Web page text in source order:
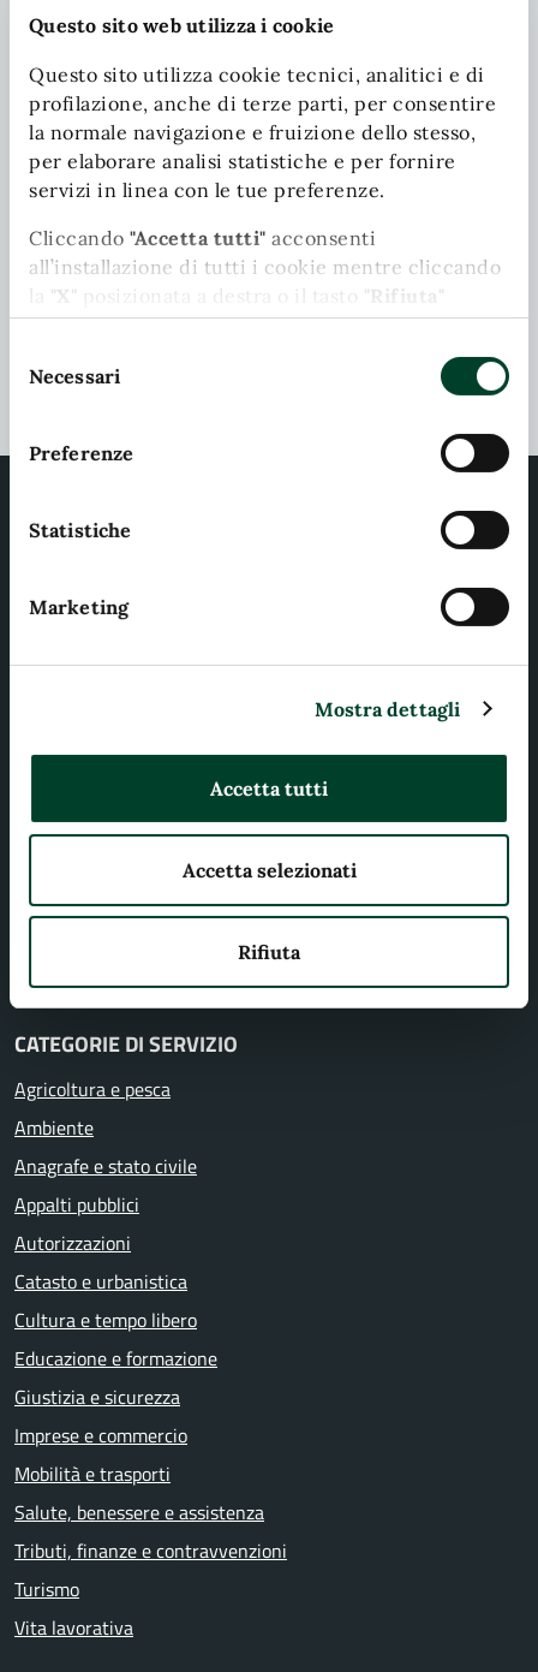
Questo sito web utilizza i cookie
Questo sito utilizza cookie tecnici, analitici e di
profilazione, anche di terze parti, per consentire
la normale navigazione e fruizione dello stesso,
per elaborare analisi statistiche e per fornire
servizi in linea con le tue preferenze.
Cliccando "Accetta tutti" acconsenti
all’installazione di tutti i cookie mentre cliccando
la "X" posizionata a destra o il tasto "Rifiuta"
chiudi il banner e continui la navigazione in
preferenze cliccando l'apposita icona posizionata
in basso a sinistra; per maggiori informazioni
sull'apposito link presente nel footer del sito.
delNecessari
Preferenze
Statistiche
Marketing
Mostra dettagli
Accetta tutti
Accetta selezionati
Rifiuta
Leggi le domande frequenti
Richiedi assistenza
Chiama il comune
Prenota appuntamento
Problemi in città
Segnala disservizio
AMMINISTRAZIONE
Aree amministrative
Enti e fondazioni
Personale amministrativo
CATEGORIE DI SERVIZIO
Agricoltura e pesca
Ambiente
Anagrafe e stato civile
Appalti pubblici
Autorizzazioni
Catasto e urbanistica
Cultura e tempo libero
Educazione e formazione
Giustizia e sicurezza
Imprese e commercio
Mobilità e trasporti
Salute, benessere e assistenza
Tributi, finanze e contravvenzioni
Turismo
Vita lavorativa